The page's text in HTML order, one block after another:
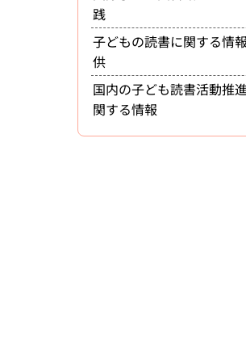
践
子どもの読書に関する情
供
国内の子ども読書活動推
関する情報